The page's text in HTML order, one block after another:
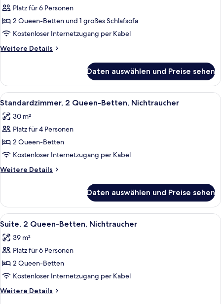
Platz für 6 Personen
2 Queen-Betten und 1 großes Schlafsofa
Kostenloser Internetzugang per Kabel
Weitere Details
Weitere
Mehrere
Betten,
barrierefrei,
Daten auswählen und Preise sehen
Alle
Fotos
für
Standardzimmer,
2 Queen-
Betten,
Nichtraucher
anzeigen
Standardzimmer, 2 Queen-Betten,
4
Standardzimmer, 2 Queen-Betten, Nichtraucher
30 m²
Platz für 4 Personen
2 Queen-Betten
Kostenloser Internetzugang per Kabel
Weitere Details
Weitere
2 Queen-
Betten,
Nichtraucher
Daten auswählen und Preise sehen
Alle
Fotos
für
Suite,
2 Queen-
Betten,
Nichtraucher
anzeigen
Suite, 2 Queen-Betten,
5
Suite, 2 Queen-Betten, Nichtraucher
39 m²
Platz für 6 Personen
2 Queen-Betten
Kostenloser Internetzugang per Kabel
Weitere Details
Weitere